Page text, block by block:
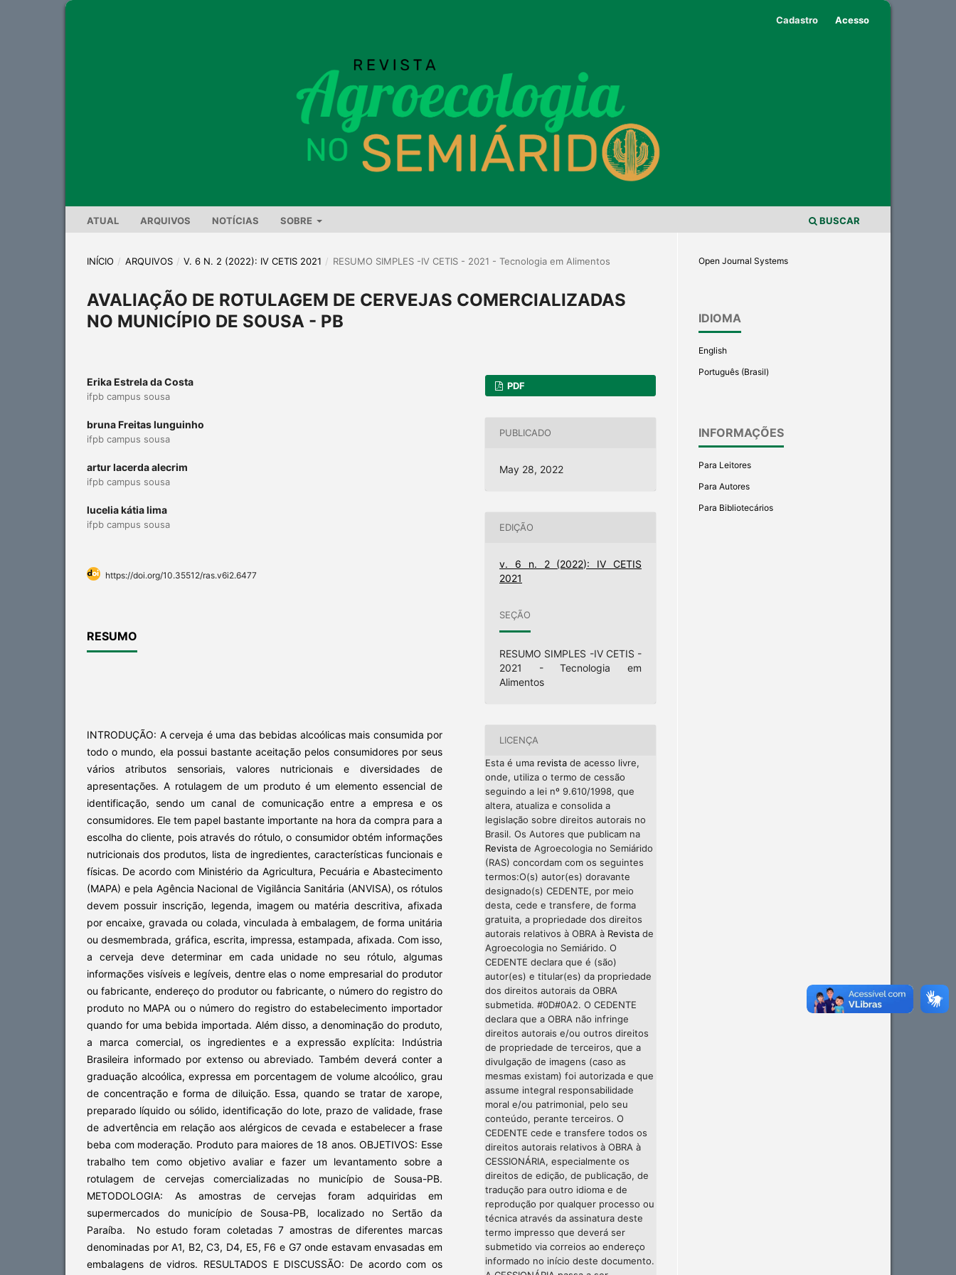
ATUAL ARQUIVOS NOTÍCIAS SOBRE BUSCAR
Cadastro Acesso
INÍCIO / ARQUIVOS / V. 6 N. 2 (2022): IV CETIS 2021 / RESUMO SIMPLES -IV CETIS - 2021 - Tecnologia em Alimentos
AVALIAÇÃO DE ROTULAGEM DE CERVEJAS COMERCIALIZADAS
NO MUNICÍPIO DE SOUSA - PB
Erika Estrela da Costa
ifpb campus sousa
bruna Freitas lunguinho
ifpb campus sousa
artur lacerda alecrim
ifpb campus sousa
lucelia kátia lima
ifpb campus sousa
https://doi.org/10.35512/ras.v6i2.6477
RESUMO
INTRODUÇÃO: A cerveja é uma das bebidas alcoólicas mais consumida por
todo o mundo, ela possui bastante aceitação pelos consumidores por seus
vários atributos sensoriais, valores nutricionais e diversidades de
apresentações. A rotulagem de um produto é um elemento essencial de
identificação, sendo um canal de comunicação entre a empresa e os
consumidores. Ele tem papel bastante importante na hora da compra para a
escolha do cliente, pois através do rótulo, o consumidor obtém informações
nutricionais dos produtos, lista de ingredientes, características funcionais e
físicas. De acordo com Ministério da Agricultura, Pecuária e Abastecimento
(MAPA) e pela Agência Nacional de Vigilância Sanitária (ANVISA), os rótulos
devem possuir inscrição, legenda, imagem ou matéria descritiva, afixada
por encaixe, gravada ou colada, vinculada à embalagem, de forma unitária
ou desmembrada, gráfica, escrita, impressa, estampada, afixada. Com isso,
a cerveja deve determinar em cada unidade no seu rótulo, algumas
informações visíveis e legíveis, dentre elas o nome empresarial do produtor
ou fabricante, endereço do produtor ou fabricante, o número do registro do
produto no MAPA ou o número do registro do estabelecimento importador
quando for uma bebida importada. Além disso, a denominação do produto,
a marca comercial, os ingredientes e a expressão explícita: Indústria
Brasileira informado por extenso ou abreviado. Também deverá conter a
graduação alcoólica, expressa em porcentagem de volume alcoólico, grau
de concentração e forma de diluição. Essa, quando se tratar de xarope,
preparado líquido ou sólido, identificação do lote, prazo de validade, frase
de advertência em relação aos alérgicos de cevada e estabelecer a frase
beba com moderação. Produto para maiores de 18 anos. OBJETIVOS: Esse
trabalho tem como objetivo avaliar e fazer um levantamento sobre a
rotulagem de cervejas comercializadas no município de Sousa-PB.
METODOLOGIA: As amostras de cervejas foram adquiridas em
supermercados do município de Sousa-PB, localizado no Sertão da
Paraíba. No estudo foram coletadas 7 amostras de diferentes marcas
denominadas por A1, B2, C3, D4, E5, F6 e G7 onde estavam envasadas em
embalagens de vidros. RESULTADOS E DISCUSSÃO: De acordo com os
PDF
PUBLICADO
May 28, 2022
EDIÇÃO
v. 6 n. 2 (2022): IV CETIS
2021
SEÇÃO
RESUMO SIMPLES -IV CETIS -
2021 - Tecnologia em
Alimentos
LICENÇA
Esta é uma revista de acesso livre,
onde, utiliza o termo de cessão
seguindo a lei nº 9.610/1998, que
altera, atualiza e consolida a
legislação sobre direitos autorais no
Brasil. Os Autores que publicam na
Revista de Agroecologia no Semiárido
(RAS) concordam com os seguintes
termos:O(s) autor(es) doravante
designado(s) CEDENTE, por meio
desta, cede e transfere, de forma
gratuita, a propriedade dos direitos
autorais relativos à OBRA à Revista de
Agroecologia no Semiárido. O
CEDENTE declara que é (são)
autor(es) e titular(es) da propriedade
dos direitos autorais da OBRA
submetida. #0D#0A2. O CEDENTE
declara que a OBRA não infringe
direitos autorais e/ou outros direitos
de propriedade de terceiros, que a
divulgação de imagens (caso as
mesmas existam) foi autorizada e que
assume integral responsabilidade
moral e/ou patrimonial, pelo seu
conteúdo, perante terceiros. O
CEDENTE cede e transfere todos os
direitos autorais relativos à OBRA à
CESSIONÁRIA, especialmente os
direitos de edição, de publicação, de
tradução para outro idioma e de
reprodução por qualquer processo ou
técnica através da assinatura deste
termo impresso que deverá ser
submetido via correios ao endereço
informado no início deste documento.
Open Journal Systems
IDIOMA
English
Português (Brasil)
INFORMAÇÕES
Para Leitores
Para Autores
Para Bibliotecários